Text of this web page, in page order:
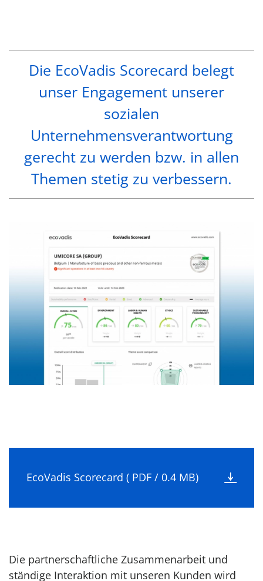
Die EcoVadis Scorecard belegt
unser Engagement unserer
sozialen
Unternehmensverantwortung
gerecht zu werden bzw. in allen
Themen stetig zu verbessern.
EcoVadis Scorecard ( PDF / 0.4 MB)
Die partnerschaftliche Zusammenarbeit und
ständige Interaktion mit unseren Kunden wird